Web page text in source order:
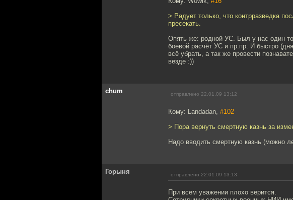
> Радует только, что контрразведка
пресекать.
Опять же: родной УС. Был у нас один
боевой расчёт УС и пр.пр. И быстро
всё убрать, а так же провести
везде :))
chum отправлено 22.01.09 13:12
Кому: Landadan, #102
> Пора вернуть смертную казнь за
Надо вводить смертную казнь (можно
Горыня отправлено 22.01.09 13:13
При всем уважении плохо верится.